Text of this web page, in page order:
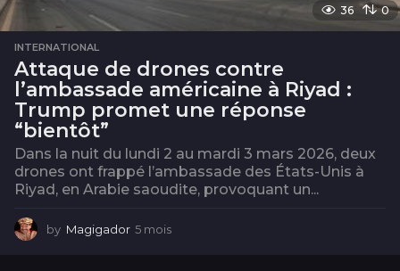
36 0
INTERNATIONAL
Attaque de drones contre
l’ambassade américaine à Riyad :
Trump promet une réponse
“bientôt”
Dans la nuit du lundi 2 au mardi 3 mars 2026, deux
drones ont frappé l’ambassade des États-Unis à
Riyad, en Arabie saoudite, provoquant un...
by Magigador 5 mois